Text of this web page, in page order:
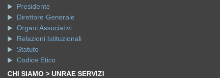
Presidente
Direttore Generale
Organi Associativi
Relazioni Istituzionali
Statuto
Codice Etico
CHI SIAMO > UNRAE SERVIZI